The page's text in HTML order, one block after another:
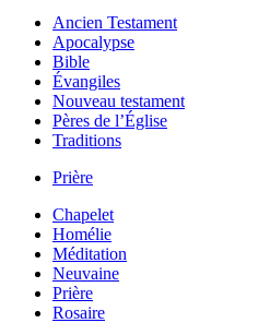
Ancien Testament
Apocalypse
Bible
Évangiles
Nouveau testament
Pères de l’Église
Traditions
Prière
Chapelet
Homélie
Méditation
Neuvaine
Prière
Rosaire